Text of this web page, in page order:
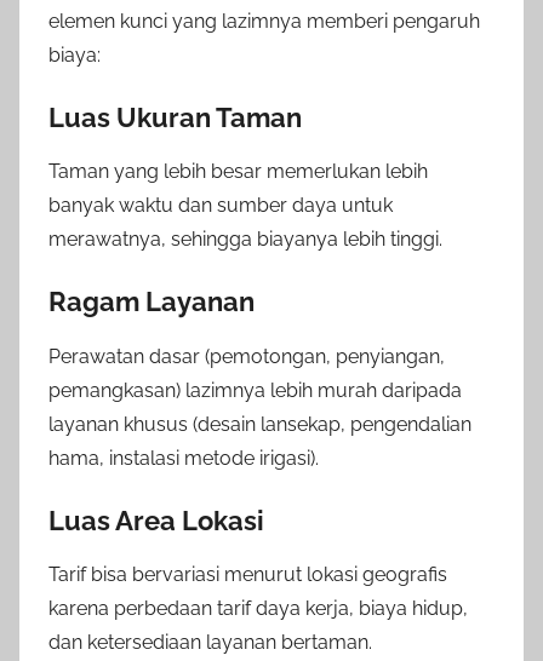
elemen kunci yang lazimnya memberi pengaruh
biaya:
Luas Ukuran Taman
Taman yang lebih besar memerlukan lebih
banyak waktu dan sumber daya untuk
merawatnya, sehingga biayanya lebih tinggi.
Ragam Layanan
Perawatan dasar (pemotongan, penyiangan,
pemangkasan) lazimnya lebih murah daripada
layanan khusus (desain lansekap, pengendalian
hama, instalasi metode irigasi).
Luas Area Lokasi
Tarif bisa bervariasi menurut lokasi geografis
karena perbedaan tarif daya kerja, biaya hidup,
dan ketersediaan layanan bertaman.